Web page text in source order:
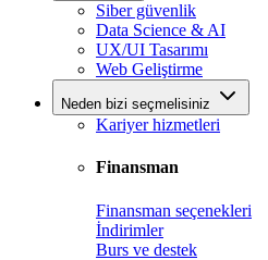
Siber güvenlik
Data Science & AI
UX/UI Tasarımı
Web Geliştirme
Neden bizi seçmelisiniz
Kariyer hizmetleri
Finansman
Finansman seçenekleri
İndirimler
Burs ve destek